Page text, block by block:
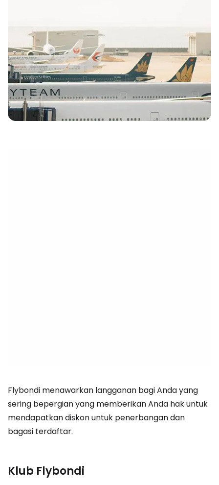
Flybondi menawarkan langganan bagi Anda yang
sering bepergian yang memberikan Anda hak untuk
mendapatkan diskon untuk penerbangan dan
bagasi terdaftar.
Klub Flybondi